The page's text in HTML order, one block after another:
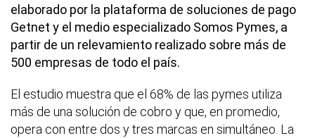
elaborado por la plataforma de soluciones de pago
Getnet y el medio especializado Somos Pymes, a
partir de un relevamiento realizado sobre más de
500 empresas de todo el país.
El estudio muestra que el 68% de las pymes utiliza
más de una solución de cobro y que, en promedio,
opera con entre dos y tres marcas en simultáneo. La